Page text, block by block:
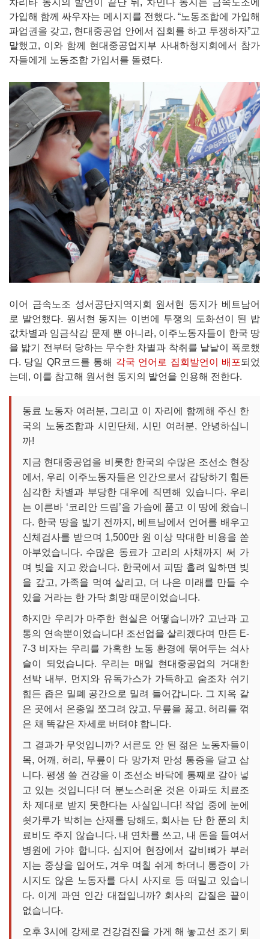
차리타 동지의 발언이 끝난 뒤, 차민다 동지는 금속노조에
가입해 함께 싸우자는 메시지를 전했다. “노동조합에 가입해
파업권을 갖고, 현대중공업 안에서 집회를 하고 투쟁하자”고
말했고, 이와 함께 현대중공업지부 사내하청지회에서 참가
자들에게 노동조합 가입서를 돌렸다.
이어 금속노조 성서공단지역지회 원서현 동지가 베트남어
로 발언했다. 원서현 동지는 이번에 투쟁의 도화선이 된 밥
값차별과 임금삭감 문제 뿐 아니라, 이주노동자들이 한국 땅
을 밟기 전부터 당하는 무수한 차별과 착취를 낱낱이 폭로했
다. 당일 QR코드를 통해 각국 언어로 집회발언이 배포되었
는데, 이를 참고해 원서현 동지의 발언을 인용해 전한다.
동료 노동자 여러분, 그리고 이 자리에 함께해 주신 한
국의 노동조합과 시민단체, 시민 여러분, 안녕하십니
까!
지금 현대중공업을 비롯한 한국의 수많은 조선소 현장
에서, 우리 이주노동자들은 인간으로서 감당하기 힘든
심각한 차별과 부당한 대우에 직면해 있습니다. 우리
는 이른바 ‘코리안 드림’을 가슴에 품고 이 땅에 왔습니
다. 한국 땅을 밟기 전까지, 베트남에서 언어를 배우고
신체검사를 받으며 1,500만 원 이상 막대한 비용을 쏟
아부었습니다. 수많은 동료가 고리의 사채까지 써 가
며 빚을 지고 왔습니다. 한국에서 피땀 흘려 일하면 빚
을 갚고, 가족을 먹여 살리고, 더 나은 미래를 만들 수
있을 거라는 한 가닥 희망 때문이었습니다.
하지만 우리가 마주한 현실은 어떻습니까? 고난과 고
통의 연속뿐이었습니다! 조선업을 살리겠다며 만든 E-
7-3 비자는 우리를 가혹한 노동 환경에 묶어두는 쇠사
슬이 되었습니다. 우리는 매일 현대중공업의 거대한
선박 내부, 먼지와 유독가스가 가득하고 숨조차 쉬기
힘든 좁은 밀폐 공간으로 밀려 들어갑니다. 그 지옥 같
은 곳에서 온종일 쪼그려 앉고, 무릎을 꿇고, 허리를 꺾
은 채 똑같은 자세로 버텨야 합니다.
그 결과가 무엇입니까? 서른도 안 된 젊은 노동자들이
목, 어깨, 허리, 무릎이 다 망가져 만성 통증을 달고 삽
니다. 평생 쓸 건강을 이 조선소 바닥에 통째로 갈아 넣
고 있는 것입니다! 더 분노스러운 것은 아파도 치료조
차 제대로 받지 못한다는 사실입니다! 작업 중에 눈에
쇳가루가 박히는 산재를 당해도, 회사는 단 한 푼의 치
료비도 주지 않습니다. 내 연차를 쓰고, 내 돈을 들여서
병원에 가야 합니다. 심지어 현장에서 갈비뼈가 부러
지는 중상을 입어도, 겨우 며칠 쉬게 하더니 통증이 가
시지도 않은 노동자를 다시 사지로 등 떠밀고 있습니
다. 이게 과연 인간 대접입니까? 회사의 갑질은 끝이
없습니다.
오후 3시에 강제로 건강검진을 가게 해 놓고선 조기 퇴